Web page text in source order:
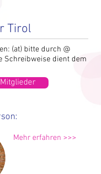
Tirol
(at) bitte durch @
Schreibweise dient dem
Mehr erfahren >>>